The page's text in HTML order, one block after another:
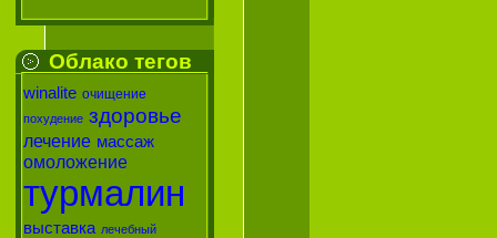
Облако тегов
winalite очищение
похудение здоровье
лечение массаж
омоложение
турмалин
выставка лечебный